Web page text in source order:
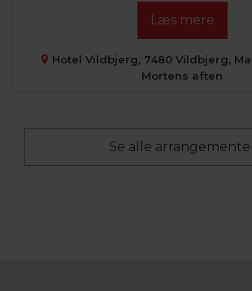
Læs mere
Hotel Vildbjerg, 7480 Vildbjerg,
Mortens aften
Se alle